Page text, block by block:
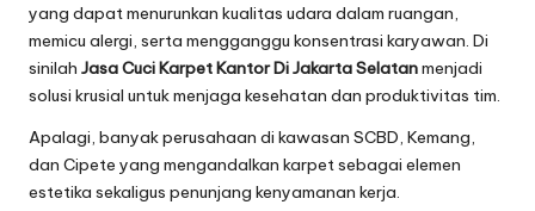
yang dapat menurunkan kualitas udara dalam ruangan,
memicu alergi, serta mengganggu konsentrasi karyawan. Di
sinilah Jasa Cuci Karpet Kantor Di Jakarta Selatanmenjadi
solusi krusial untuk menjaga kesehatan dan produktivitas tim.
Apalagi, banyak perusahaan di kawasan SCBD, Kemang,
dan Cipete yang mengandalkan karpet sebagai elemen
estetika sekaligus penunjang kenyamanan kerja.